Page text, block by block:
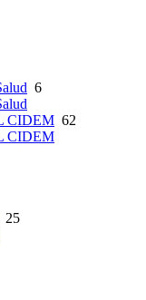
6
CIDEM 62
CIDEM
25